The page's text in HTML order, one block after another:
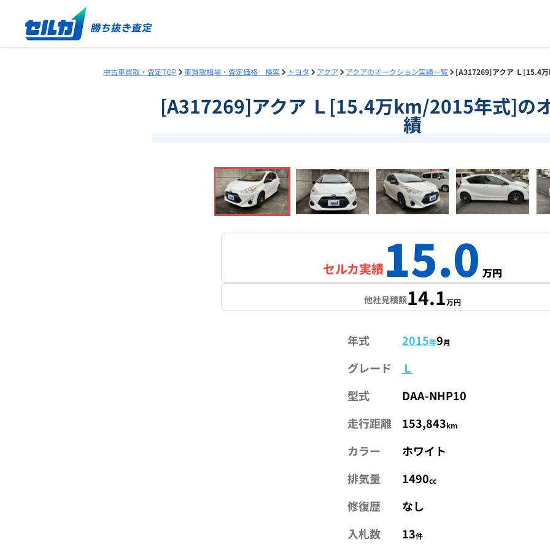
中古車買取・査定TOP 車買取相場・査定価格 検索 トヨタ アクア アクアのオークション実績一覧 [A317269]アクア Ｌ[15.4
[A317269]アクア Ｌ[15.4万km/2015年式]の
績
セルカ実績15.0 万円
他社見積額14.1万円
年式 2015年9月
グレード
Ｌ
型式
DAA-NHP10
走行距離
153,843km
カラー
ホワイト
排気量
1490cc
修復歴
なし
入札数
13件